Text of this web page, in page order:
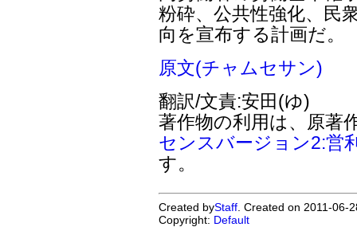
粉砕、公共性強化、民
向を宣布する計画だ。
原文(チャムセサン)
翻訳/文責:安田(ゆ)
著作物の利用は、原著
センスバージョン2:営
す。
Created byStaff . Created on 2011-
Copyright: Default